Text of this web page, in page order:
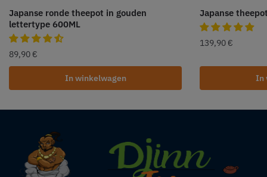
Japanse ronde theepot in gouden
lettertype 600ML
89,90 €
In winkelwagen
Japanse
139,90 €
In